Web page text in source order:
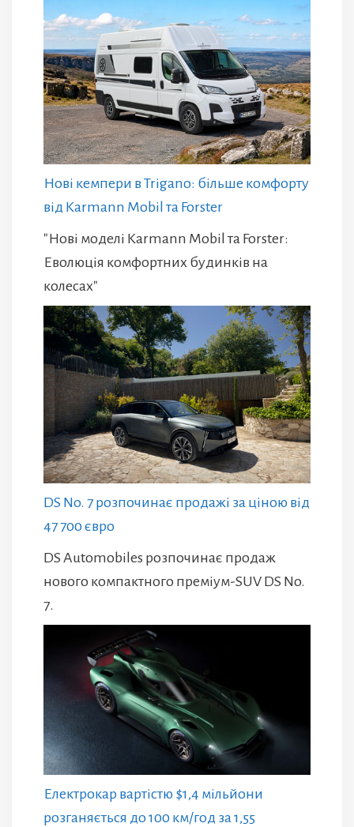
Нові кемпери в Trigano: більше комфорту
від Karmann Mobil та Forster
"Нові моделі Karmann Mobil та Forster:
Еволюція комфортних будинків на
колесах"
DS No. 7 розпочинає продажі за ціною від
47 700 євро
DS Automobiles розпочинає продаж
нового компактного преміум-SUV DS No.
7.
Електрокар вартістю $1,4 мільйони
розганяється до 100 км/год за 1,55